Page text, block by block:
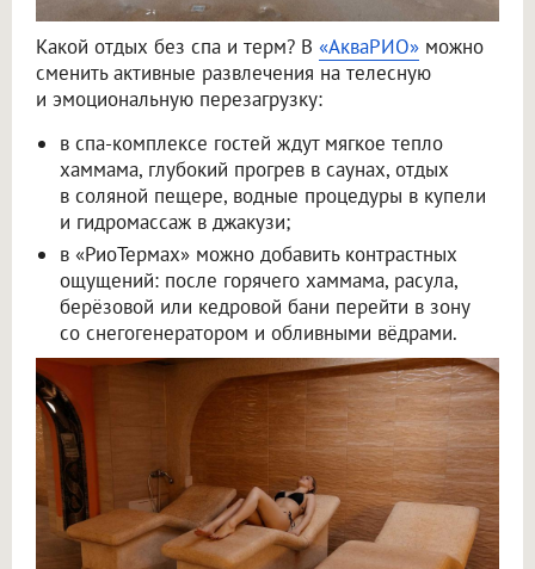
Какой отдых без спа и терм? В «АкваРИО» можно
сменить активные развлечения на телесную
и эмоциональную перезагрузку:
в спа-комплексе гостей ждут мягкое тепло
хаммама, глубокий прогрев в саунах, отдых
в соляной пещере, водные процедуры в купели
и гидромассаж в джакузи;
в «РиоТермах» можно добавить контрастных
ощущений: после горячего хаммама, расула,
берёзовой или кедровой бани перейти в зону
со снегогенератором и обливными вёдрами.